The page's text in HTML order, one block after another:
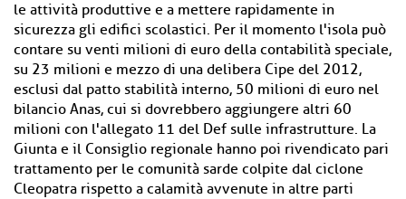
le attività produttive e a mettere rapidamente in
sicurezza gli edifici scolastici. Per il momento l'isola può
contare su venti milioni di euro della contabilità speciale,
su 23 milioni e mezzo di una delibera Cipe del 2012,
esclusi dal patto stabilità interno, 50 milioni di euro nel
bilancio Anas, cui si dovrebbero aggiungere altri 60
milioni con l'allegato 11 del Def sulle infrastrutture. La
Giunta e il Consiglio regionale hanno poi rivendicato pari
trattamento per le comunità sarde colpite dal ciclone
Cleopatra rispetto a calamità avvenute in altre parti